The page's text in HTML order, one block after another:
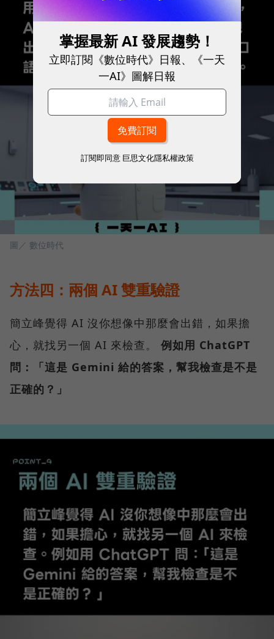
圖／ 數位時代
方法四：兩個 AI 雙重驗證
簡立峰覺得 AI 沒你想像中那麼會出錯，如果擔
心，就找另一個 AI 來檢查。 例如用 ChatGPT
問：「這是 Gemini 給的答案，幫我檢查是不是
正確的？」
掌握最新 AI 發展趨勢！
立即訂閱《數位時代》日報、《一天
一AI》圖解日報
訂閱即同意 巨思文化隱私權政策